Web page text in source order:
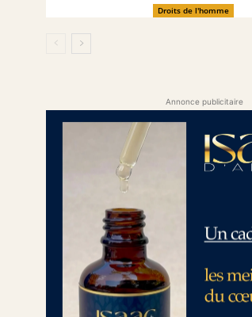
Droits de l'homme
Annonce publicitaire